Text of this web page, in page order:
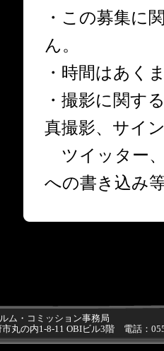
・この募集に
ん。
・時間はあく
・撮影に関す
真撮影、サイ
ツイッター
への書き込み
ム・コミッション事務局
市丸の内1-8-11 OBIビル3階 電話：